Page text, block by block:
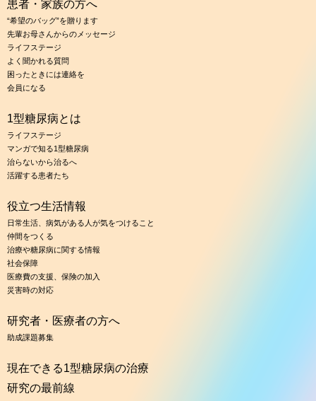
患者・家族の方へ
“希望のバッグ”を贈ります
先輩お母さんからのメッセージ
ライフステージ
よく聞かれる質問
困ったときには連絡を
会員になる
1型糖尿病とは
ライフステージ
マンガで知る1型糖尿病
治らないから治るへ
活躍する患者たち
役立つ生活情報
日常生活、病気がある人が気をつけること
仲間をつくる
治療や糖尿病に関する情報
社会保障
医療費の支援、保険の加入
災害時の対応
研究者・医療者の方へ
助成課題募集
現在できる1型糖尿病の治療
研究の最前線